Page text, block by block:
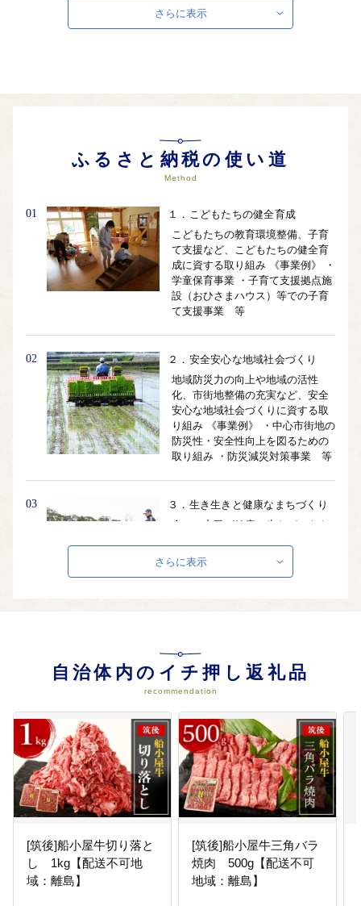
全国でも唯一「恋命」を祀る「恋木神社」等があり、九州で注
目を集める都市となっています。また、温暖な気候と肥沃な土
さらに表示
ふるさと納税の使い道
Method
01
１．こどもたちの健全育成
こどもたちの教育環境整備、子育
て支援など、こどもたちの健全育
成に資する取り組み 《事業例》 ・
学童保育事業 ・子育て支援拠点施
設（おひさまハウス）等での子育
て支援事業 等
02
２．安全安心な地域社会づくり
地域防災力の向上や地域の活性
化、市街地整備の充実など、安全
安心な地域社会づくりに資する取
り組み 《事業例》 ・中心市街地の
防災性・安全性向上を図るための
取り組み ・防災減災対策事業 等
03
３．生き生きと健康なまちづくり
全ての市民が健康で生きがいをも
サービスの充実など、生き生きと
健康なまちづくりに資する取り組
メタボ対策など、健康教育・健康
４．デジタル化・脱炭素社会の実
現
脱炭素社会実現に向けた取り組み
など、デジタル化・脱炭素社会の
実現に資する取り組み 《事業例》
・デジタル技術やデータ活用によ
る行政手続きの利便性向上のため
の取組 等
05
５．農業・産業の振興
農業や産業の振興に資する取り組
さらに表示
自治体内のイチ押し返礼品
recommendation
[筑後]船小屋牛切り落と
し 1kg【配送不可地
域：離島】
[筑後]船小屋牛三角バラ
焼肉 500g【配送不可
地域：離島】